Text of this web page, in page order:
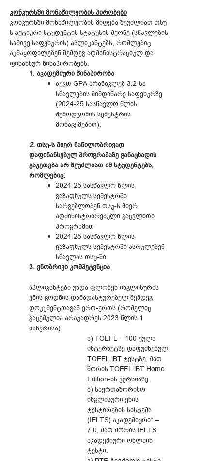
კონკურსში მონაწილეობის პირობები
კონკურსში მონაწილეობის მიღება შეუძლიათ თსუ-
ს აქტიური სტუდენტის სტატუსის მქონე (სწავლების
სამივე საფეხურის) აპლიკანტებს, რომლებიც
აკმაყოფილებენ შემდეგ ადმინისტრაციულ და
ფინანსურ წინაპირობებს:
1. აკადემიური წინაპირობა
აქვთ GPA არანაკლებ 3.2-სა
სწავლების მიმდინარე საფეხურზე
(2024-25 სასწავლო წლის
შემოდგომის სემესტრის
მონაცემებით);
2. თსუ-ს მიერ ნაწილობრივად
დაფინანსებულ პროგრამაზე განაცხადის
გაკეთება არ შეუძლიათ იმ სტუდენტებს,
რომლებიც:
2024-25 სასწავლო წლის
გაზაფხულს სემესტრში
სარგებლობენ თსუ-ს მიერ
ადმინისტრირებული გაცვლითი
პროგრამით
2024-25 სასწავლო წლის
გაზაფხულს სემესტრში ასრულებენ
სწავლას თსუ-ში
3. ენობრივი კომპეტენცია
აპლიკანტები უნდა ფლობენ ინგლისურის
ენის ცოდნის დამადასტურებელ შემდეგ
დოკუმენტთაგან ერთ-ერთს (რომელიც
გაცემულია არაუადრეს 2023 წლის 1
იანვრისა):
ა) TOEFL – 100 ქულა
ინტერნეტზე დაფუძნებულ
TOEFL iBT ტესტზე, მათ
შორის TOEFL iBT Home
Edition-ის ვერსიაზე.
ბ) საერთაშორისო
ინგლისური ენის
ტესტირების სისტემა
(IELTS) აკადემიური* –
7.0, მათ შორის IELTS
აკადემიური ონლაინ
ტესტი.